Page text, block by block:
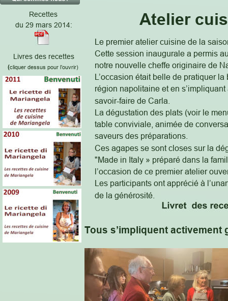
Livres des recettes
(cliquer dessus pour l’ouvrir)
Recettes
du 29 mars 2014:
Atelier
Tous s’impliquent activement
Le premier atelier cuisine de la
Cette session inaugurale a permis
notre nouvelle cheffe originaire de
L’occasion était belle de pratiquer
région napolitaine et en
savoir-faire de Carla.
La dégustation des plats (voir le
table conviviale, animée de
saveurs des préparations.
Ces agapes se sont closes sur la
"Made in Italy » préparé dans la
l’occasion de ce premier atelier
Les participants ont apprécié à
de la générosité.